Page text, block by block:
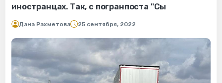
иностранцах. Так, с погранпоста "Сы
Дана Рахметова 25 сентября, 2022